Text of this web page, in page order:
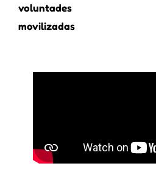
voluntades
movilizadas​